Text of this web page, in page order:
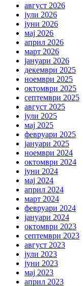
август 2026
јули 2026
јуни 2026
мај 2026
април 2026
март 2026
јануари 2026
декември 2025
ноември 2025
октомври 2025
септември 2025
август 2025
јули 2025
мај 2025
февруари 2025
јануари 2025
ноември 2024
октомври 2024
јуни 2024
мај 2024
април 2024
март 2024
февруари 2024
јануари 2024
октомври 2023
септември 2023
август 2023
јули 2023
јуни 2023
мај 2023
април 2023